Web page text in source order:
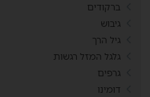
ברקודים
גיבוש
גיל הרך
גלגל המזל רגשות
גרפים
דומינו